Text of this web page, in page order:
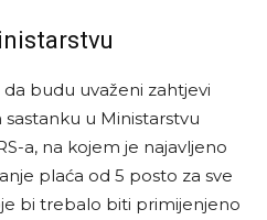
budu uvaženi zahtjevi
u Ministarstvu
a, na kojem je najavljeno
plaća od 5 posto za sve
bi trebalo biti primijenjeno